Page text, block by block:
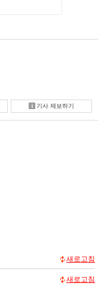
기사 제보하기
새로고침
새로고침